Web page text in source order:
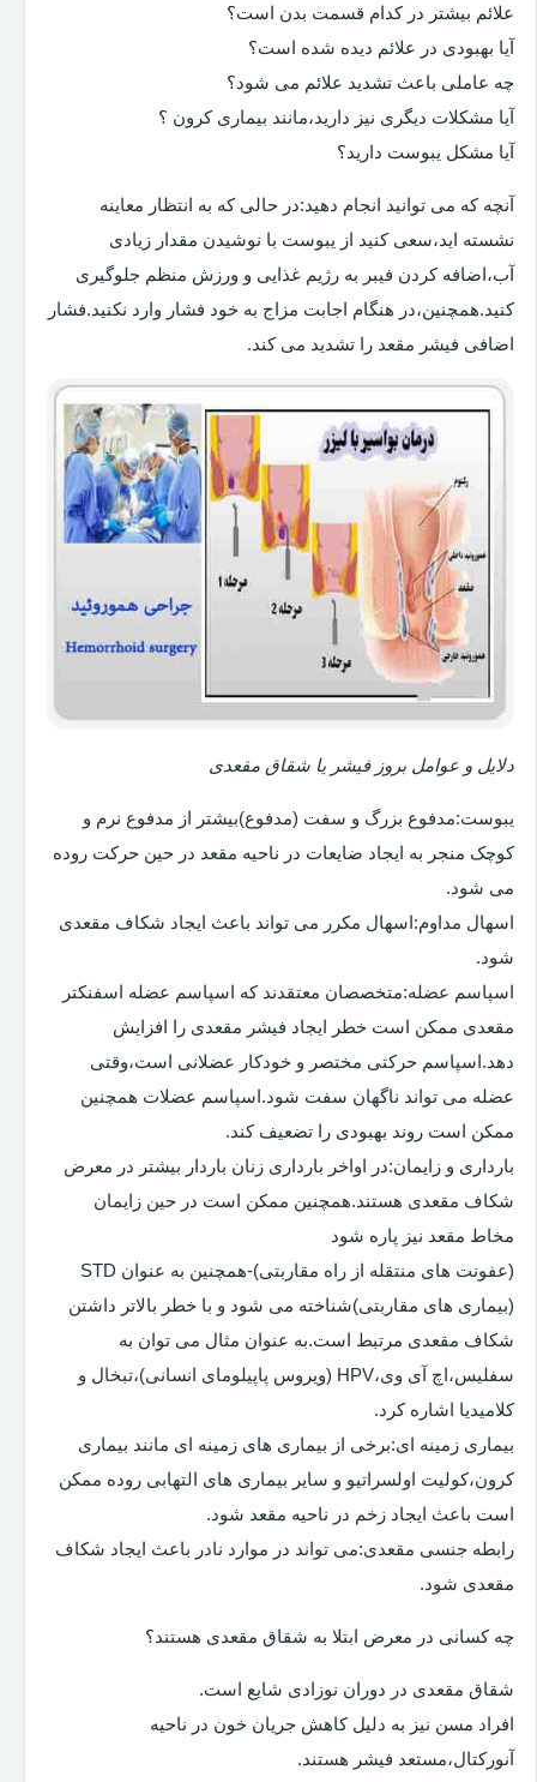
علائم بیشتر در کدام قسمت بدن است؟
آیا بهبودی در علائم دیده شده است؟
چه عاملی باعث تشدید علائم می شود؟
آیا مشکلات دیگری نیز دارید،مانند بیماری کرون ؟
آیا مشکل یبوست دارید؟
آنچه که می توانید انجام دهید:در حالی که به انتظار معاینه
نشسته اید،سعی کنید از یبوست با نوشیدن مقدار زیادی
آب،اضافه کردن فیبر به رژیم غذایی و ورزش منظم جلوگیری
کنید.همچنین،در هنگام اجابت مزاج به خود فشار وارد نکنید.فشار
اضافی فیشر مقعد را تشدید می کند.
دلایل و عوامل بروز فیشر یا شقاق مقعدی
یبوست:مدفوع بزرگ و سفت (مدفوع)بیشتر از مدفوع نرم و
کوچک منجر به ایجاد ضایعات در ناحیه مقعد در حین حرکت روده
می شود.
اسهال مداوم:اسهال مکرر می تواند باعث ایجاد شکاف مقعدی
شود.
اسپاسم عضله:متخصصان معتقدند که اسپاسم عضله اسفنکتر
مقعدی ممکن است خطر ایجاد فیشر مقعدی را افزایش
دهد.اسپاسم حرکتی مختصر و خودکار عضلانی است،وقتی
عضله می تواند ناگهان سفت شود.اسپاسم عضلات همچنین
ممکن است روند بهبودی را تضعیف کند.
بارداری و زایمان:در اواخر بارداری زنان باردار بیشتر در معرض
شکاف مقعدی هستند.همچنین ممکن است در حین زایمان
مخاط مقعد نیز پاره شود
(عفونت های منتقله از راه مقاربتی)-همچنین به عنوان STD
(بیماری های مقاربتی)شناخته می شود و با خطر بالاتر داشتن
شکاف مقعدی مرتبط است.به عنوان مثال می توان به
سفلیس،اچ آی وی،HPV (ویروس پاپیلومای انسانی)،تبخال و
کلامیدیا اشاره کرد.
بیماری زمینه ای:برخی از بیماری های زمینه ای مانند بیماری
کرون،کولیت اولسراتیو و سایر بیماری های التهابی روده ممکن
است باعث ایجاد زخم در ناحیه مقعد شود.
رابطه جنسی مقعدی:می تواند در موارد نادر باعث ایجاد شکاف
مقعدی شود.
چه کسانی در معرض ابتلا به شقاق مقعدی هستند؟
شقاق مقعدی در دوران نوزادی شایع است.
افراد مسن نیز به دلیل کاهش جریان خون در ناحیه
آنورکتال،مستعد فیشر هستند.